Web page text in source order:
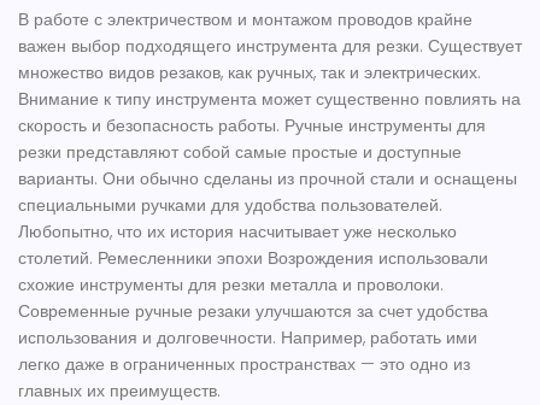
В работе с электричеством и монтажом проводов крайне
важен выбор подходящего инструмента для резки. Существует
множество видов резаков, как ручных, так и электрических.
Внимание к типу инструмента может существенно повлиять на
скорость и безопасность работы. Ручные инструменты для
резки представляют собой самые простые и доступные
варианты. Они обычно сделаны из прочной стали и оснащены
специальными ручками для удобства пользователей.
Любопытно, что их история насчитывает уже несколько
столетий. Ремесленники эпохи Возрождения использовали
схожие инструменты для резки металла и проволоки.
Современные ручные резаки улучшаются за счет удобства
использования и долговечности. Например, работать ими
легко даже в ограниченных пространствах — это одно из
главных их преимуществ.